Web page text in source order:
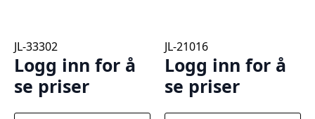
JL-33302
Logg inn for å
se priser
JL-21016
Logg inn for å
se priser